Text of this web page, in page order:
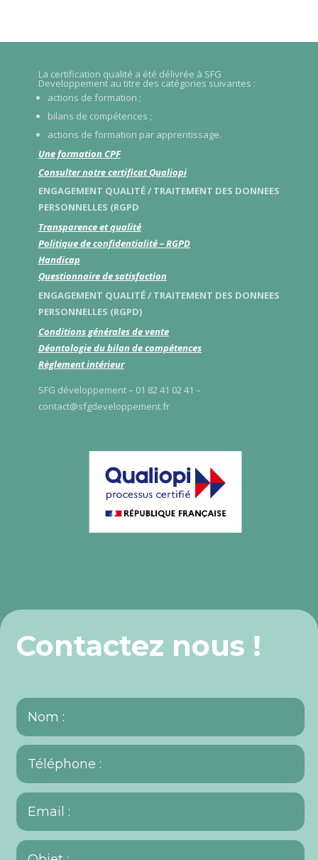
La certification qualité a été délivrée à SFG
Developpement au titre des catégories suivantes :
actions de formation ;
bilans de compétences ;
actions de formation par apprentissage.
Une formation CPF
Consulter notre certificat Qualiopi
ENGAGEMENT QUALITÉ / TRAITEMENT DES DONNEES
PERSONNELLES (RGPD
Transparence et qualité
Politique de confidentialité – RGPD
Handicap
Questionnaire de satisfaction
ENGAGEMENT QUALITÉ / TRAITEMENT DES DONNEES
PERSONNELLES (RGPD)
Conditions générales de vente
Déontologie du bilan de compétences
Règlement intérieur
SFG développement – 01 82 41 02 41 –
contact@sfgdeveloppement.fr
Contactez nous !